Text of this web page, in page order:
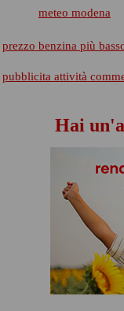
meteo modena
prezzo benzina più
pubblicita attività
Hai